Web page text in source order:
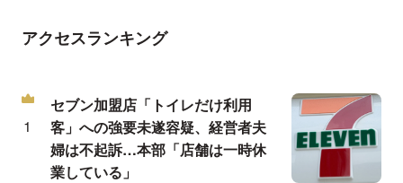
アクセスランキング
セブン加盟店「トイレだけ利用
客」への強要未遂容疑、経営者夫
婦は不起訴…本部「店舗は一時休
業している」